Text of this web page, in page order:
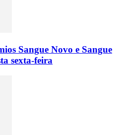
Sangue Novo e Sangue
sexta-feira